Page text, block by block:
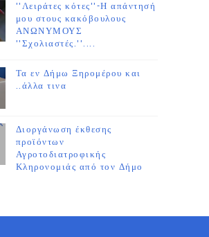
''Λειράτες κότες''-Η απάντησή
μου στους κακόβουλους
ΑΝΩΝΥΜΟΥΣ
''Σχολιαστές.''....
Τα εν Δήμω Ξηρομέρου και
..άλλα τινα
Διοργάνωση έκθεσης
προϊόντων
Αγροτοδιατροφικής
Κληρονομιάς από τον Δήμο